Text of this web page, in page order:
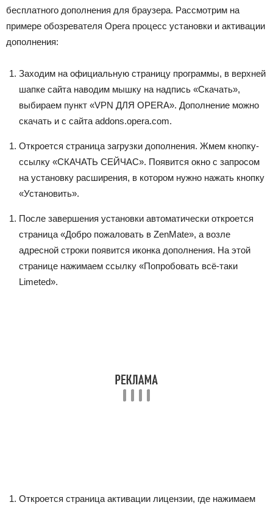
бесплатного дополнения для браузера. Рассмотрим на
примере обозревателя Opera процесс установки и активации
дополнения:
Заходим на официальную страницу программы, в верхней
шапке сайта наводим мышку на надпись «Скачать»,
выбираем пункт «VPN ДЛЯ OPERA». Дополнение можно
скачать и с сайта addons.opera.com.
Откроется страница загрузки дополнения. Жмем кнопку-
ссылку «СКАЧАТЬ СЕЙЧАС». Появится окно с запросом
на установку расширения, в котором нужно нажать кнопку
«Установить».
После завершения установки автоматически откроется
страница «Добро пожаловать в ZenMate», а возле
адресной строки появится иконка дополнения. На этой
странице нажимаем ссылку «Попробовать всё-таки
Limeted».
Откроется страница активации лицензии, где нажимаем